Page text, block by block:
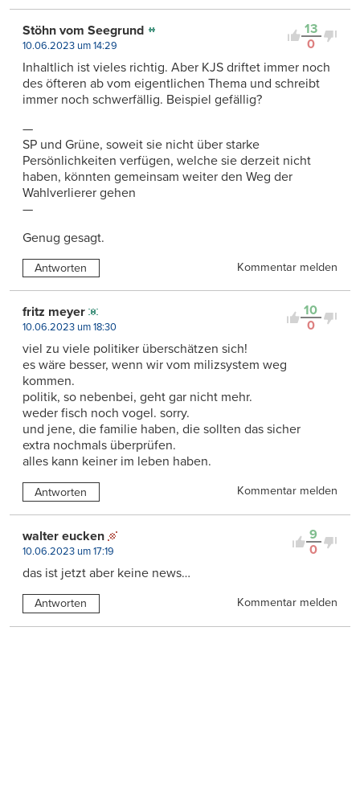
13
0
Stöhn vom Seegrund
10.06.2023 um 14:29
Inhaltlich ist vieles richtig. Aber KJS driftet immer noch
des öfteren ab vom eigentlichen Thema und schreibt
immer noch schwerfällig. Beispiel gefällig?
—
SP und Grüne, soweit sie nicht über starke
Persönlichkeiten verfügen, welche sie derzeit nicht
haben, könnten gemeinsam weiter den Weg der
Wahlverlierer gehen
—
Genug gesagt.
Antworten Kommentar melden
10
0
fritz meyer
10.06.2023 um 18:30
viel zu viele politiker überschätzen sich!
es wäre besser, wenn wir vom milizsystem weg
kommen.
politik, so nebenbei, geht gar nicht mehr.
weder fisch noch vogel. sorry.
und jene, die familie haben, die sollten das sicher
extra nochmals überprüfen.
alles kann keiner im leben haben.
Antworten Kommentar melden
9
0
walter eucken
10.06.2023 um 17:19
das ist jetzt aber keine news…
Antworten Kommentar melden